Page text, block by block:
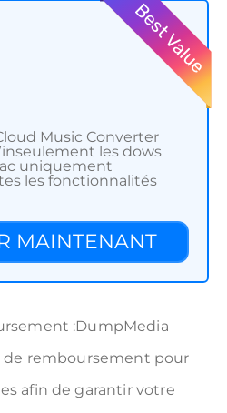
Music Converter
les dows
uniquement
les fonctionnalités
MAINTENANT
:DumpMedia
remboursement pour
afin de garantir votre